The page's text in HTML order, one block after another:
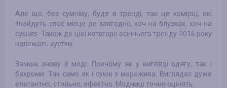
Але що, без сумніву, буде в тренді, так це комірці, які
знайдуть своє місце де завгодно, хоч на блузках, хоч на
сукнях. Також до цієї категорії осіннього тренду 2016 року
належать хустки.
Замша знову в моді. Причому як у вигляді одягу, так і
бахроми. Так само як і сукні з мережива. Виглядає дуже
елегантно, стильно, ефектно. Модниці точно оцінять.